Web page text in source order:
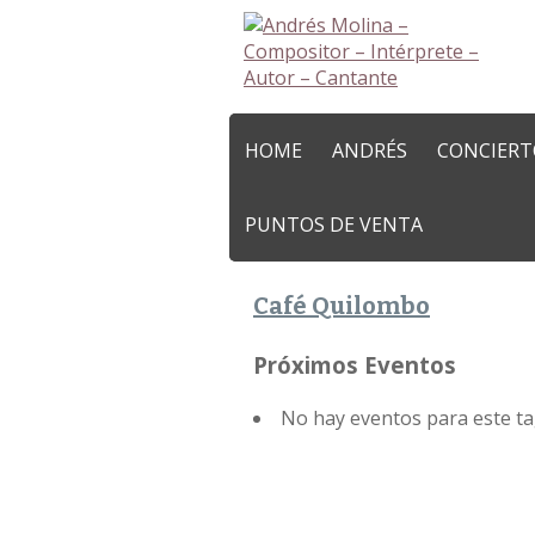
HOME ANDRÉS
PUNTOS DE VENTA
Café Quilombo
Próximos Eventos
No hay eventos para este